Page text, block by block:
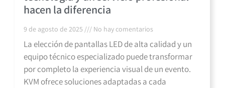
hacen la diferencia
9 de agosto de 2025 No hay comentarios
La elección de pantallas LED de alta calidad y un
equipo técnico especializado puede transformar
por completo la experiencia visual de un evento.
KVM ofrece soluciones adaptadas a cada